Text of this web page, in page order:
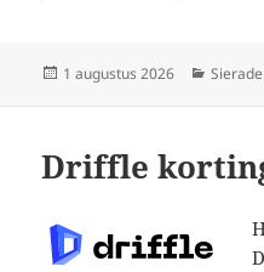
Geplaatst
1 augustus 2026
Driffle